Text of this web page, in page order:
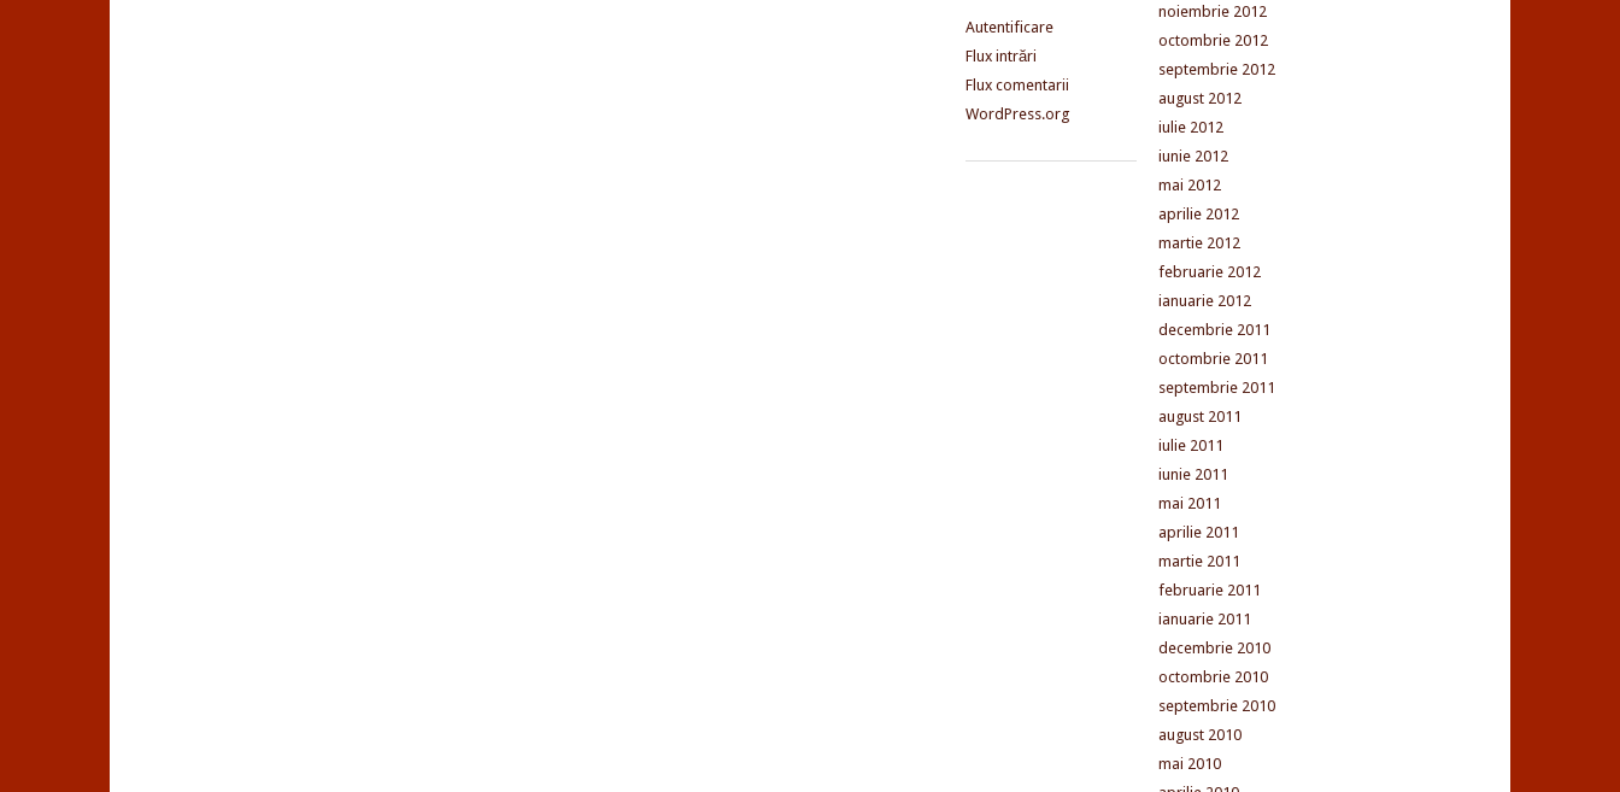
Autentificare
Flux intrări
Flux comentarii
WordPress.org
noiembrie 2012
octombrie 2012
septembrie 2012
august 2012
iulie 2012
iunie 2012
mai 2012
aprilie 2012
martie 2012
februarie 2012
ianuarie 2012
decembrie 2011
octombrie 2011
septembrie 2011
august 2011
iulie 2011
iunie 2011
mai 2011
aprilie 2011
martie 2011
februarie 2011
ianuarie 2011
decembrie 2010
octombrie 2010
septembrie 2010
august 2010
mai 2010